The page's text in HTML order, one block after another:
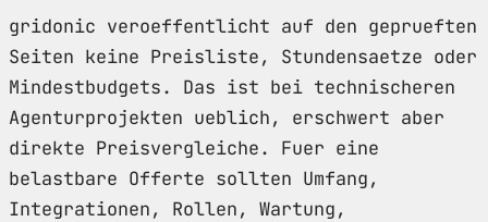
gridonic veroeffentlicht auf den geprueften
Seiten keine Preisliste, Stundensaetze oder
Mindestbudgets. Das ist bei technischeren
Agenturprojekten ueblich, erschwert aber
direkte Preisvergleiche. Fuer eine
belastbare Offerte sollten Umfang,
Integrationen, Rollen, Wartung,